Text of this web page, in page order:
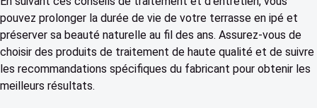
pouvez prolonger la durée de vie de votre terrasse en ipé et
préserver sa beauté naturelle au fil des ans. Assurez-vous de
choisir des produits de traitement de haute qualité et de suivre
les recommandations spécifiques du fabricant pour obtenir les
meilleurs résultats.